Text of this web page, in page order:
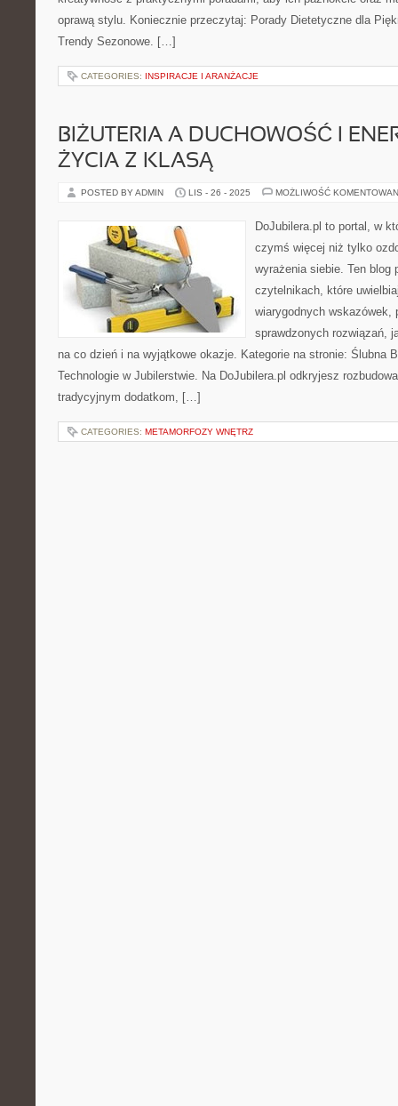
oprawą stylu. Koniecznie przeczytaj: Porady Dietetyczne dla
Trendy Sezonowe. […]
CATEGORIES: INSPIRACJE I ARANŻACJE
BIŻUTERIA A DUCHOWOŚĆ I
ŻYCIA Z KLASĄ
POSTED BY ADMIN LIS - 26 - 2025 MOŻLIWOŚĆ
DoJubilera.pl to portal, w
czymś więcej niż tylko
wyrażenia siebie. Ten blog
czytelnikach, które
wiarygodnych wskazówek,
sprawdzonych rozwiązań,
na co dzień i na wyjątkowe okazje. Kategorie na stronie: Ślubna
Technologie w Jubilerstwie. Na DoJubilera.pl odkryjesz
tradycyjnym dodatkom, […]
CATEGORIES: METAMORFOZY WNĘTRZ